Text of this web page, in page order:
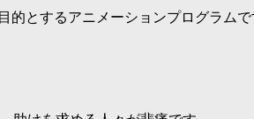
とするアニメーションプログラムで